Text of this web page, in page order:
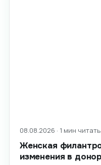
08.08.2026 · 1 мин читать
Женская
изменения в